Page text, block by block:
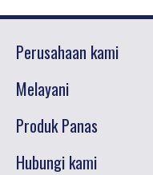
Perusahaan kami
Melayani
Produk Panas
Hubungi kami